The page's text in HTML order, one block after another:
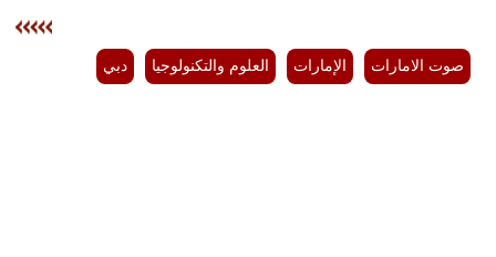
صوت الامارات الإمارات العلوم والتكنولوجيا دبي